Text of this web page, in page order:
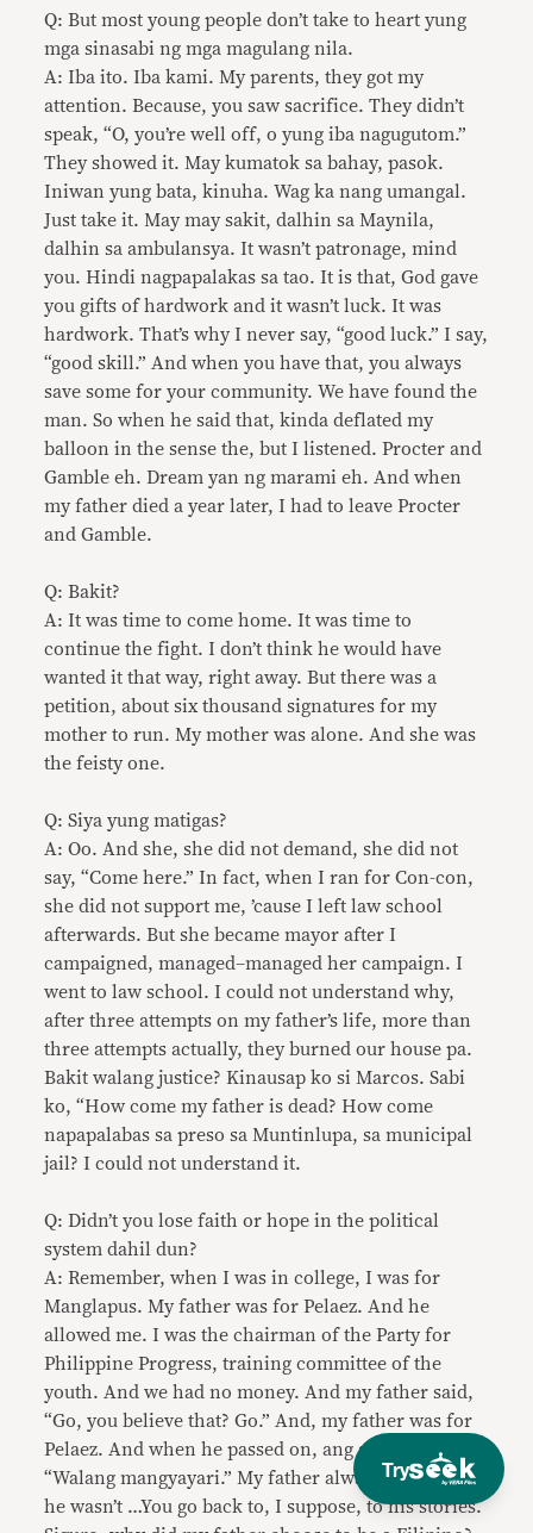
Try
Q: But most young people don’t take to heart yung
mga sinasabi ng mga magulang nila.
A: Iba ito. Iba kami. My parents, they got my
attention. Because, you saw sacrifice. They didn’t
speak, “O, you’re well off, o yung iba nagugutom.”
They showed it. May kumatok sa bahay, pasok.
Iniwan yung bata, kinuha. Wag ka nang umangal.
Just take it. May may sakit, dalhin sa Maynila,
dalhin sa ambulansya. It wasn’t patronage, mind
you. Hindi nagpapalakas sa tao. It is that, God gave
you gifts of hardwork and it wasn’t luck. It was
hardwork. That’s why I never say, “good luck.” I say,
“good skill.” And when you have that, you always
save some for your community. We have found the
man. So when he said that, kinda deflated my
balloon in the sense the, but I listened. Procter and
Gamble eh. Dream yan ng marami eh. And when
my father died a year later, I had to leave Procter
and Gamble.
Q: Bakit?
A: It was time to come home. It was time to
continue the fight. I don’t think he would have
wanted it that way, right away. But there was a
petition, about six thousand signatures for my
mother to run. My mother was alone. And she was
the feisty one.
Q: Siya yung matigas?
A: Oo. And she, she did not demand, she did not
say, “Come here.” In fact, when I ran for Con-con,
she did not support me, ’cause I left law school
afterwards. But she became mayor after I
campaigned, managed–managed her campaign. I
went to law school. I could not understand why,
after three attempts on my father’s life, more than
three attempts actually, they burned our house pa.
Bakit walang justice? Kinausap ko si Marcos. Sabi
ko, “How come my father is dead? How come
napapalabas sa preso sa Muntinlupa, sa municipal
jail? I could not understand it.
Q: Didn’t you lose faith or hope in the political
system dahil dun?
A: Remember, when I was in college, I was for
Manglapus. My father was for Pelaez. And he
allowed me. I was the chairman of the Party for
Philippine Progress, training committee of the
youth. And we had no money. And my father said,
“Go, you believe that? Go.” And, my father was for
Pelaez. And when he passed on, ang sabi ko,
“Walang mangyayari.” My father always did things
he wasn’t …You go back to, I suppose, to his stories.